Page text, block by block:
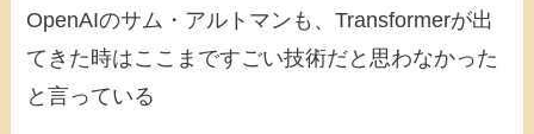
OpenAIのサム・アルトマンも、Transformerが出
てきた時はここまですごい技術だと思わなかった
と言っている